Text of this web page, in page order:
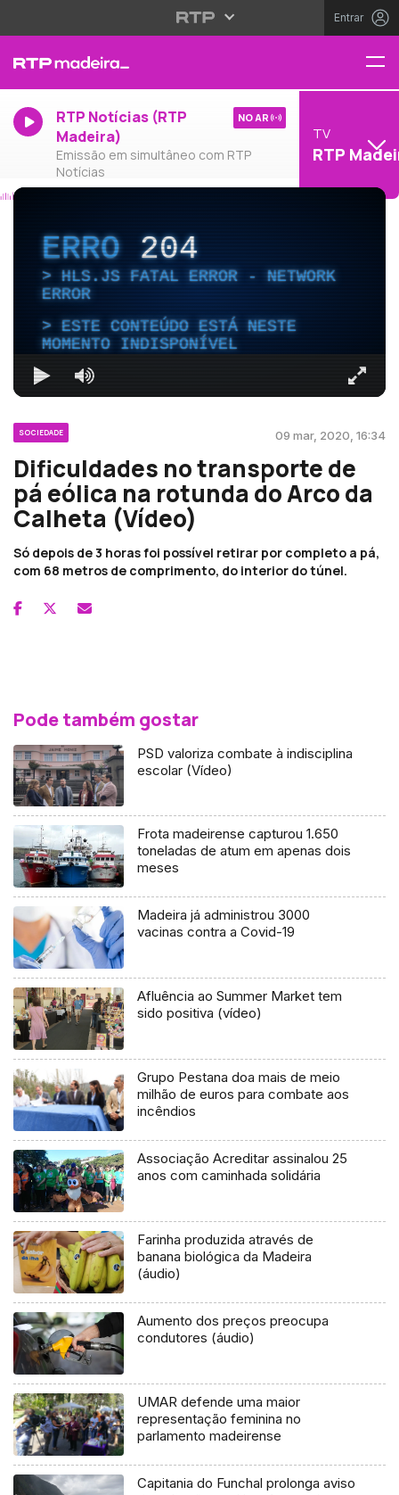
Entrar
RTP Notícias (RTP
Madeira)
Emissão em simultâneo com RTP
Notícias
NO AR
TV
RTP
ERRO204
HLS.JS FATAL ERROR - NETWORK
ERROR
ESTE CONTEÚDO ESTÁ NESTE
MOMENTO INDISPONÍVEL
SOCIEDADE 09 mar, 2020, 16:34
Dificuldades no transporte de
pá eólica na rotunda do Arco da
Calheta (Vídeo)
Só depois de 3 horas foi possível retirar por completo a pá,
com 68 metros de comprimento, do interior do túnel.
Pode também gostar
PSD valoriza combate à indisciplina
escolar (Vídeo)
Frota madeirense capturou 1.650
toneladas de atum em apenas dois
meses
Madeira já administrou 3000
vacinas contra a Covid-19
Afluência ao Summer Market tem
sido positiva (vídeo)
Grupo Pestana doa mais de meio
milhão de euros para combate aos
incêndios
Associação Acreditar assinalou 25
anos com caminhada solidária
Farinha produzida através de
banana biológica da Madeira
(áudio)
Aumento dos preços preocupa
condutores (áudio)
UMAR defende uma maior
representação feminina no
parlamento madeirense
Capitania do Funchal prolonga aviso